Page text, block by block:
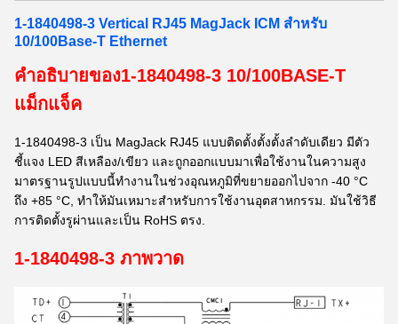
1-1840498-3 Vertical RJ45 MagJack ICM สําหรับ
10/100Base-T Ethernet
คําอธิบายของ1-1840498-3 10/100BASE-T
แม็กแจ็ค
1-1840498-3 เป็น MagJack RJ45 แบบติดตั้งตั้งตั้งลําดับเดียว มีตัว
ชี้แจง LED สีเหลือง/เขียว และถูกออกแบบมาเพื่อใช้งานในความสูง
มาตรฐานรูปแบบนี้ทํางานในช่วงอุณหภูมิที่ขยายออกไปจาก -40 °C
ถึง +85 °C, ทําให้มันเหมาะสําหรับการใช้งานอุตสาหกรรม. มันใช้วิธี
การติดตั้งรูผ่านและเป็น RoHS ตรง.
1-1840498-3 ภาพวาด